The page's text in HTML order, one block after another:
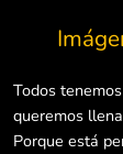
Todos
queremos
Porque está